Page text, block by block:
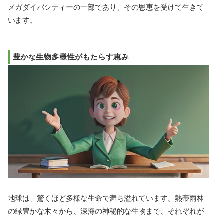
メガダイバシティーの一部であり、その恩恵を受けて生きて
います。
豊かな生物多様性がもたらす恵み
地球は、驚くほど多様な生命で満ち溢れています。熱帯雨林
の緑豊かな木々から、深海の神秘的な生物まで、それぞれが